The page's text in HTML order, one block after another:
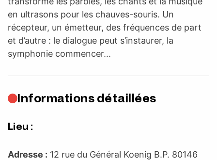
en ultrasons pour les chauves-souris. Un
récepteur, un émetteur, des fréquences de part
et d’autre : le dialogue peut s’instaurer, la
symphonie commencer...
Informations détaillées
Lieu :
Adresse : 12 rue du Général Koenig B.P. 80146